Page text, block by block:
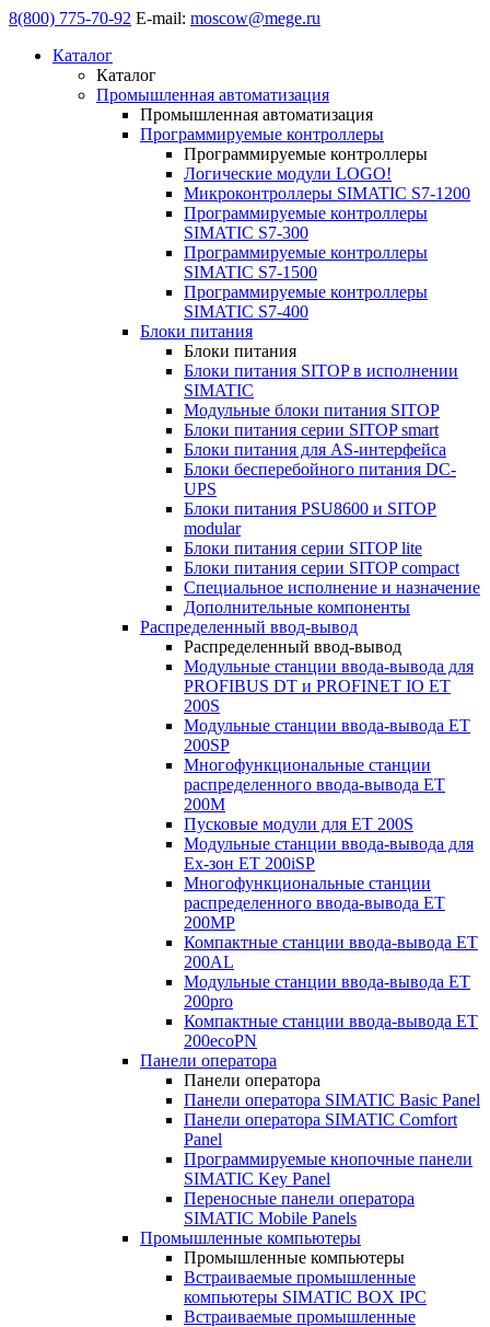
8(800) 775-70-92 E-mail: moscow@mege.ru
Каталог
Каталог
Промышленная автоматизация
Промышленная автоматизация
Программируемые контроллеры
Программируемые контроллеры
Логические модули LOGO!
Микроконтроллеры SIMATIC S7-1200
Программируемые контроллеры
SIMATIC S7-300
Программируемые контроллеры
SIMATIC S7-1500
Программируемые контроллеры
SIMATIC S7-400
Блоки питания
Блоки питания
Блоки питания SITOP в исполнении
SIMATIC
Модульные блоки питания SITOP
Блоки питания серии SITOP smart
Блоки питания для AS-интерфейса
Блоки бесперебойного питания DC-
UPS
Блоки питания PSU8600 и SITOP
modular
Блоки питания серии SITOP lite
Блоки питания серии SITOP compact
Специальное исполнение и назначение
Дополнительные компоненты
Распределенный ввод-вывод
Распределенный ввод-вывод
Модульные станции ввода-вывода для
PROFIBUS DT и PROFINET IO ET
200S
Модульные станции ввода-вывода ET
200SP
Многофункциональные станции
распределенного ввода-вывода ET
200M
Пусковые модули для ET 200S
Модульные станции ввода-вывода для
Ex-зон ET 200iSP
Многофункциональные станции
распределенного ввода-вывода ET
200MP
Компактные станции ввода-вывода ET
200AL
Модульные станции ввода-вывода ET
200pro
Компактные станции ввода-вывода ET
200ecoPN
Панели оператора
Панели оператора
Панели оператора SIMATIC Basic Panel
Панели оператора SIMATIC Comfort
Panel
Программируемые кнопочные панели
SIMATIC Key Panel
Переносные панели оператора
SIMATIC Mobile Panels
Промышленные компьютеры
Промышленные компьютеры
Встраиваемые промышленные
компьютеры SIMATIC BOX IPC
Встраиваемые промышленные